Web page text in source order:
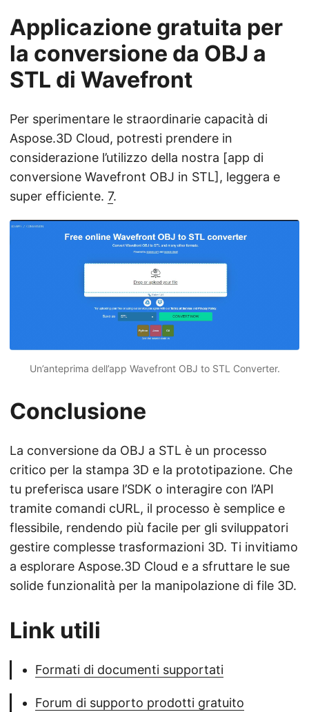
Applicazione gratuita per
la conversione da OBJ a
STL di Wavefront
Per sperimentare le straordinarie capacità di
Aspose.3D Cloud, potresti prendere in
considerazione l’utilizzo della nostra [app di
conversione Wavefront OBJ in STL], leggera e
super efficiente. 7.
Un’anteprima dell’app Wavefront OBJ to STL Converter.
Conclusione
La conversione da OBJ a STL è un processo
critico per la stampa 3D e la prototipazione. Che
tu preferisca usare l’SDK o interagire con l’API
tramite comandi cURL, il processo è semplice e
flessibile, rendendo più facile per gli sviluppatori
gestire complesse trasformazioni 3D. Ti invitiamo
a esplorare Aspose.3D Cloud e a sfruttare le sue
solide funzionalità per la manipolazione di file 3D.
Link utili
Formati di documenti supportati
Forum di supporto prodotti gratuito